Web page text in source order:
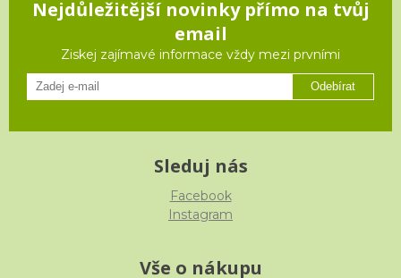
Nejdůležitější novinky přímo na tvůj
email
Ziskej zajímavé informace vždy mezi prvními
Odebírat
Sleduj nás
Facebook
Instagram
Vše o nákupu